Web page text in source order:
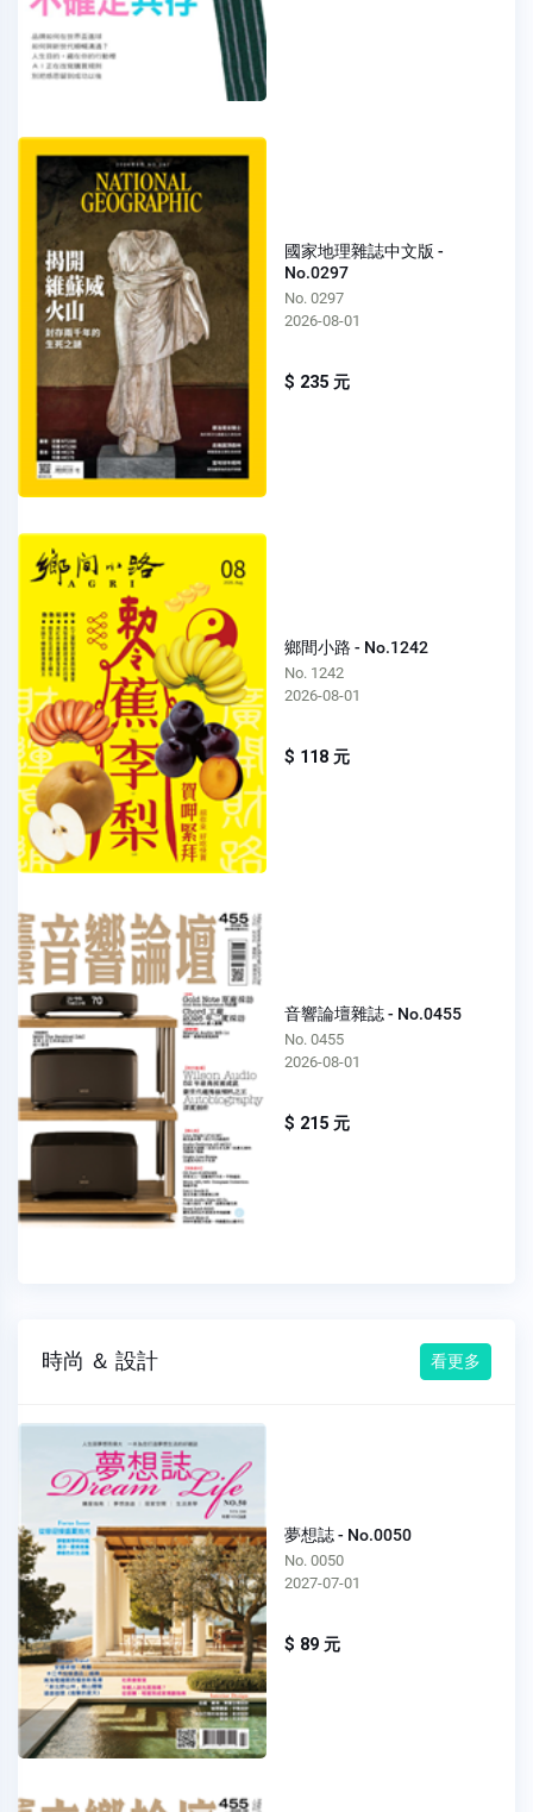
國家地理雜誌中文版 -
No.0297
No. 0297
2026-08-01
$ 235 元
鄉間小路 - No.1242
No. 1242
2026-08-01
$ 118 元
音響論壇雜誌 - No.0455
No. 0455
2026-08-01
$ 215 元
時尚 ＆ 設計 看更多
夢想誌 - No.0050
No. 0050
2027-07-01
$ 89 元